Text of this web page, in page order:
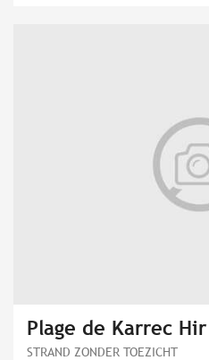
Plage de Karrec Hir
STRAND ZONDER TOEZICHT